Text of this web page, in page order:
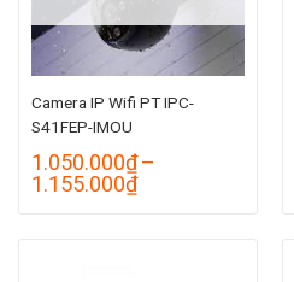
Camera IP Wifi PT IPC-
S41FEP-IMOU
1.050.000₫ –
1.155.000₫Khoảng